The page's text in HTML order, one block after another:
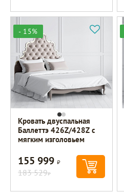
- 15%
Кровать двуспальная
Баллеттэ 426Z/428Z с
мягким изголовьем
155 999Р
183 529Р